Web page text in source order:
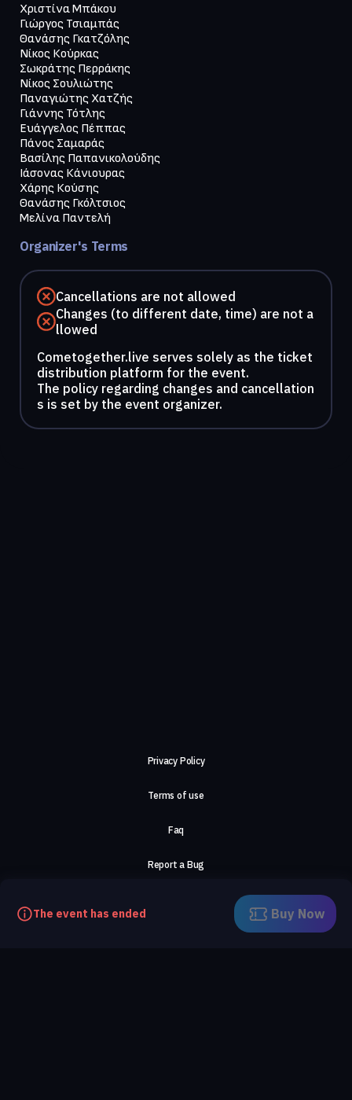
Χριστίνα Μπάκου
Γιώργος Τσιαμπάς
Θανάσης Γκατζόλης
Νίκος Κούρκας
Σωκράτης Περράκης
Νίκος Σουλιώτης
Παναγιώτης Χατζής
Γιάννης Τότλης
Ευάγγελος Πέππας
Πάνος Σαμαράς
Βασίλης Παπανικολούδης
Ιάσονας Κάνιουρας
Χάρης Κούσης
Θανάσης Γκόλτσιος
Μελίνα Παντελή
Organizer's Terms
Cancellations are not allowed
Changes (to different date, time) are not a
llowed
Cometogether.live serves solely as the ticket
distribution platform for the event.
The policy regarding changes and cancellation
s is set by the event organizer.
The event has ended Buy Now
Privacy Policy
Terms of use
Faq
Report a Bug